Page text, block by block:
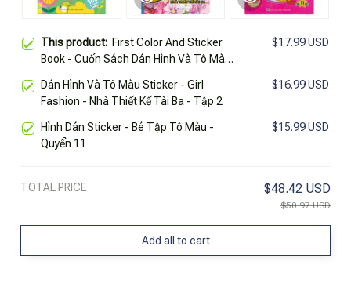
This product: First Color And Sticker
Book - Cuốn Sách Dán Hình Và Tô Màu
$17.99 USD
Dán Hình Và Tô Màu Sticker - Girl
Fashion - Nhà Thiết Kế Tài Ba - Tập 2
$16.99 USD
Hình Dán Sticker - Bé Tập Tô Màu -
Quyển 11
$15.99 USD
TOTAL PRICE $48.42 USD
$50.97 USD
Add all to cart